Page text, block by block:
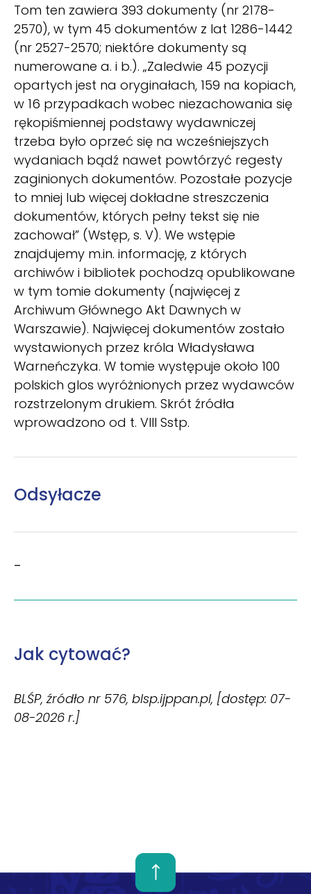
Tom ten zawiera 393 dokumenty (nr 2178-
2570), w tym 45 dokumentów z lat 1286-1442
(nr 2527-2570; niektóre dokumenty są
numerowane a. i b.). „Zaledwie 45 pozycji
opartych jest na oryginałach, 159 na kopiach,
w 16 przypadkach wobec niezachowania się
rękopiśmiennej podstawy wydawniczej
trzeba było oprzeć się na wcześniejszych
wydaniach bądź nawet powtórzyć regesty
zaginionych dokumentów. Pozostałe pozycje
to mniej lub więcej dokładne streszczenia
dokumentów, których pełny tekst się nie
zachował” (Wstęp, s. V). We wstępie
znajdujemy m.in. informację, z których
archiwów i bibliotek pochodzą opublikowane
w tym tomie dokumenty (najwięcej z
Archiwum Głównego Akt Dawnych w
Warszawie). Najwięcej dokumentów zostało
wystawionych przez króla Władysława
Warneńczyka. W tomie występuje około 100
polskich glos wyróżnionych przez wydawców
rozstrzelonym drukiem. Skrót źródła
wprowadzono od t. VIII Sstp.
Odsyłacze
–
Jak cytować?
BLŚP, źródło nr 576, blsp.ijppan.pl, [dostęp: 07-
08-2026 r.]